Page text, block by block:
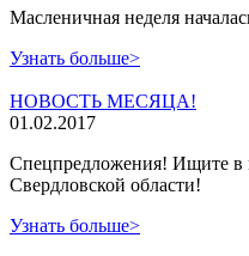
Масленичная неделя
Узнать больше>
НОВОСТЬ МЕСЯЦА!
01.02.2017
Спецпредложения! Ищите в
Свердловской области!
Узнать больше>